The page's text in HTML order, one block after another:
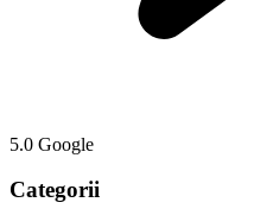
5.0 Google
Categorii